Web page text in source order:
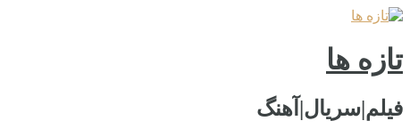
تازه ها
فیلم|سریال|آهنگ